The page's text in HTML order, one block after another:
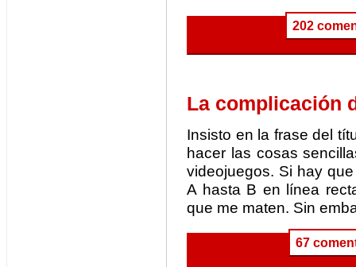
202
La complicación
Insisto en la frase del
hacer las cosas
videojuegos. Si hay
A hasta B en línea
que me maten. Sin
67